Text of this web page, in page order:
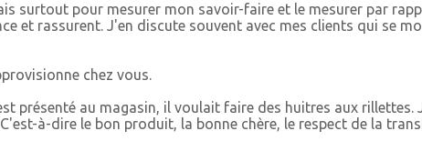
surtout pour mesurer mon savoir-faire et le mesurer par
et rassurent. J'en discute souvent avec mes clients qui se
chez vous.
présenté au magasin, il voulait faire des huitres aux
à-dire le bon produit, la bonne chère, le respect de la